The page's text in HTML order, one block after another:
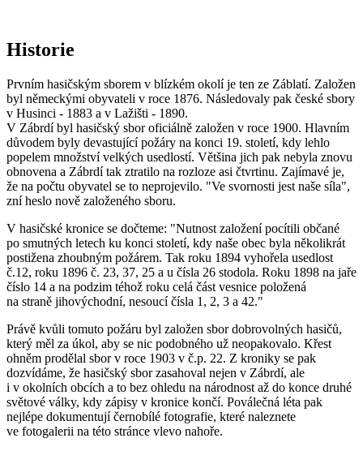
Historie
Prvním hasičským sborem v blízkém okolí je ten ze Záblatí. Založen
byl německými obyvateli v roce 1876. Následovaly pak české sbory
v Husinci - 1883 a v Lažišti - 1890.
V Zábrdí byl hasičský sbor oficiálně založen v roce 1900. Hlavním
důvodem byly devastující požáry na konci 19. století, kdy lehlo
popelem množství velkých usedlostí. Většina jich pak nebyla znovu
obnovena a Zábrdí tak ztratilo na rozloze asi čtvrtinu. Zajímavé je,
že na počtu obyvatel se to neprojevilo. "Ve svornosti jest naše síla",
zní heslo nově založeného sboru.
V hasičské kronice se dočteme: "Nutnost založení pocítili občané
po smutných letech ku konci století, kdy naše obec byla několikrát
postižena zhoubným požárem. Tak roku 1894 vyhořela usedlost
č.12, roku 1896 č. 23, 37, 25 a u čísla 26 stodola. Roku 1898 na jaře
číslo 14 a na podzim téhož roku celá část vesnice položená
na straně jihovýchodní, nesoucí čísla 1, 2, 3 a 42."
Právě kvůli tomuto požáru byl založen sbor dobrovolných hasičů,
který měl za úkol, aby se nic podobného už neopakovalo. Křest
ohněm prodělal sbor v roce 1903 v č.p. 22. Z kroniky se pak
dozvídáme, že hasičský sbor zasahoval nejen v Zábrdí, ale
i v okolních obcích a to bez ohledu na národnost až do konce druhé
světové války, kdy zápisy v kronice končí. Poválečná léta pak
nejlépe dokumentují černobílé fotografie, které naleznete
ve fotogalerii na této stránce vlevo nahoře.